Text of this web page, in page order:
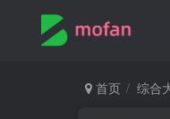
首页 综合